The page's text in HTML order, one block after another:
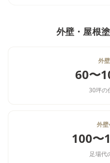
外壁・屋根
外
60〜
30坪の
外壁
100〜
足場代